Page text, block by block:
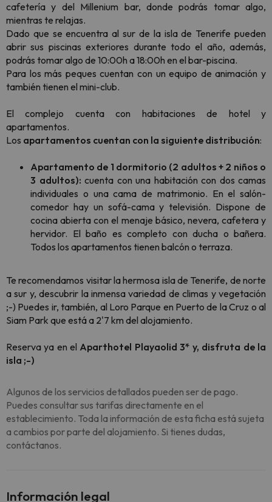
cafetería y del Millenium bar, donde podrás tomar algo,
mientras te relajas.
Dado que se encuentra al sur de la isla de Tenerife pueden
abrir sus piscinas exteriores durante todo el año, además,
podrás tomar algo de 10:00h a 18:00h en el bar-piscina.
Para los más peques cuentan con un equipo de animación y
también tienen el mini-club.
El complejo cuenta con habitaciones de hotel y
apartamentos.
Los apartamentos cuentan con la siguiente distribución:
Apartamento de 1 dormitorio (2 adultos + 2 niños o
3 adultos): cuenta con una habitación con dos camas
individuales o una cama de matrimonio. En el salón-
comedor hay un sofá-cama y televisión. Dispone de
cocina abierta con el menaje básico, nevera, cafetera y
hervidor. El baño es completo con ducha o bañera.
Todos los apartamentos tienen balcón o terraza.
Te recomendamos visitar la hermosa isla de Tenerife, de norte
a sur y, descubrir la inmensa variedad de climas y vegetación
;-) Puedes ir, también, al Loro Parque en Puerto de la Cruz o al
Siam Park que está a 2'7 km del alojamiento.
Reserva ya en el Aparthotel Playaolid 3* y, disfruta de la
isla ;-)
Algunos de los servicios detallados pueden ser de pago.
Puedes consultar sus tarifas directamente en el
establecimiento. Toda la información de esta ficha está sujeta
a cambios por parte del alojamiento. Si tienes dudas,
contáctanos.
Información legal